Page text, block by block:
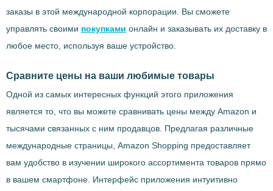
заказы в этой международной корпорации. Вы сможете
управлять своими покупками онлайн и заказывать их доставку в
любое место, используя ваше устройство.
Сравните цены на ваши любимые товары
Одной из самых интересных функций этого приложения
является то, что вы можете сравнивать цены между Amazon и
тысячами связанных с ним продавцов. Предлагая различные
международные страницы, Amazon Shopping предоставляет
вам удобство в изучении широкого ассортимента товаров прямо
в вашем смартфоне. Интерфейс приложения интуитивно